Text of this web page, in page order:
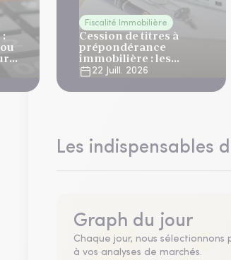
:
Fiscalité Immobilière
Cession de titres à
prépondérance
immobilière : les
impacts pratiques de la
nouvelle obligation de
formalisation
22 Juill. 2026
Les indispensables
Graph du jour
Chaque jour, nous
à vos analyses de marchés.